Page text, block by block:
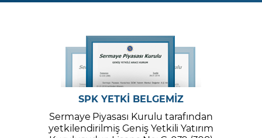
SPK YETKİ BELGEMİZ
Sermaye Piyasası Kurulu tarafından
yetkilendirilmiş Geniş Yetkili Yatırım